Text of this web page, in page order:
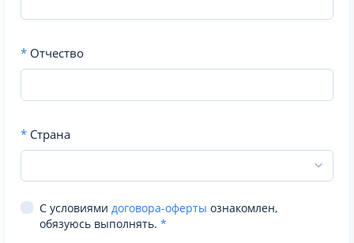
* Отчество
* Страна
С условиями договора-оферты ознакомлен,
обязуюсь выполнять. *